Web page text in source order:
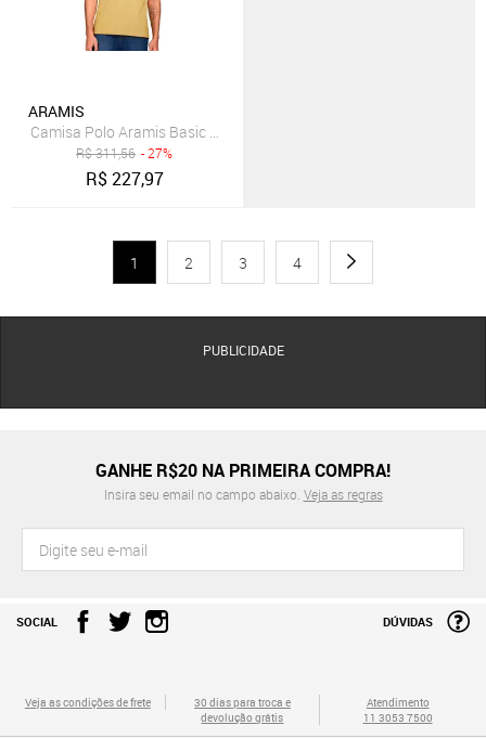
ARAMIS
Camisa Polo Aramis Basic Piquet Ve25 Amarelo Masculino
R$311,56 - 27%
R$227,97
1 2 3 4
PUBLICIDADE
GANHE R$20 NA PRIMEIRA COMPRA!
Insira seu email no campo abaixo. Veja as regras
SOCIAL DÚVIDAS
Veja as condições de frete
30 dias para troca e
devolução grátis
Atendimento
11 3053 7500